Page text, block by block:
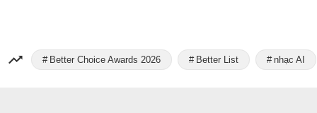
Better Choice Awards 2026 Better List nhạc AI